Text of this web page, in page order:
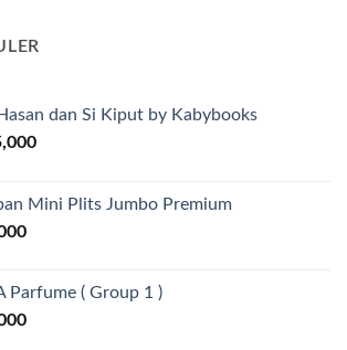
dan Si Kiput by Kabybooks
Mini Plits Jumbo Premium
Parfume ( Group 1 )